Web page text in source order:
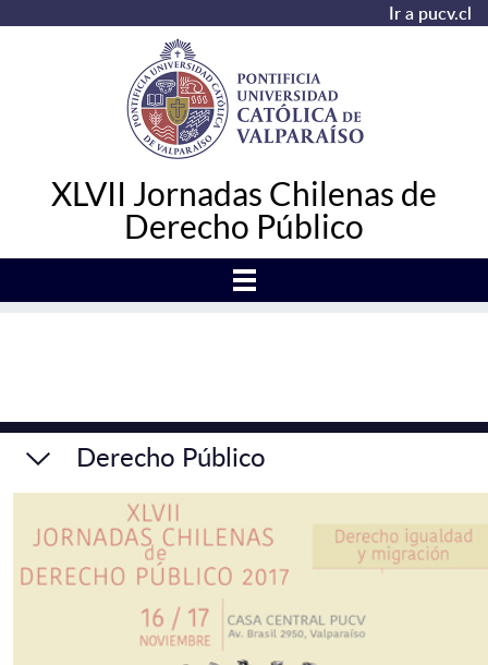
Ir a pucv.cl
XLVII Jornadas Chilenas de
Derecho Público
Derecho Público